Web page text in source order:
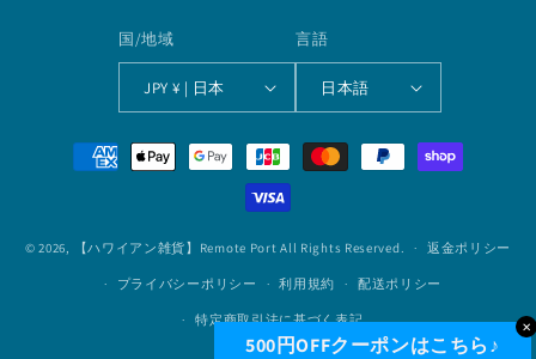
国/地域
JPY ¥ | 日本
言語
日本語
法
© 2026, 【ハワイアン雑貨】Remote Port All Rights Reserved. 返金ポリシー
プライバシーポリシー 利用規約 配送ポリシー
特定商取引法に基づく表記 ✕
500円OFFクーポンはこちら♪